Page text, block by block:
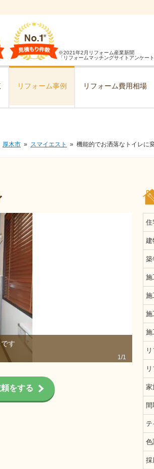
※2021年2月リフォーム産業新聞
「リフォームマッチングサイトアンケー
リフォーム事例 リフォーム費用相場
厚木市 スマイエスト 機能的でお洒落なトイレに
す
1/1
後
をする
住
建
築
施
施
施
施
家
間
テ
色
採